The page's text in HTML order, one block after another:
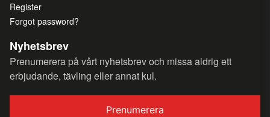
Register
Forgot password?
Nyhetsbrev
Prenumerera på vårt nyhetsbrev och missa aldrig ett
erbjudande, tävling eller annat kul.
Prenumerera